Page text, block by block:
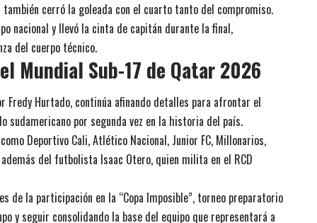
cerró la goleada con el cuarto tanto del compromiso.
nacional y llevó la cinta de capitán durante la final,
del cuerpo técnico.
Mundial Sub-17 de Qatar 2026
Fredy Hurtado, continúa afinando detalles para afrontar el
por segunda vez en la historia del país.
Deportivo Cali, Atlético Nacional, Junior FC, Millonarios,
del futbolista Isaac Otero, quien milita en el RCD
de la participación en la “Copa Imposible”, torneo preparatorio
y seguir consolidando la base del equipo que representará a